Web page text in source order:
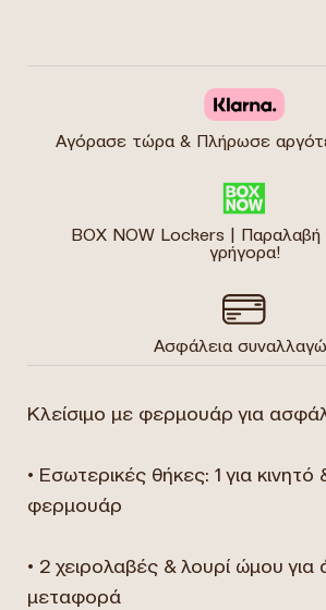
Αγόρασε τώρα & Πλήρωσε
BOX NOW Lockers | Παραλαβή
γρήγορα!
Ασφάλεια
Κλείσιμο με φερμουάρ για
• Εσωτερικές θήκες: 1 για κινητό
φερμουάρ
• 2 χειρολαβές & λουρί ώμου για
μεταφορά